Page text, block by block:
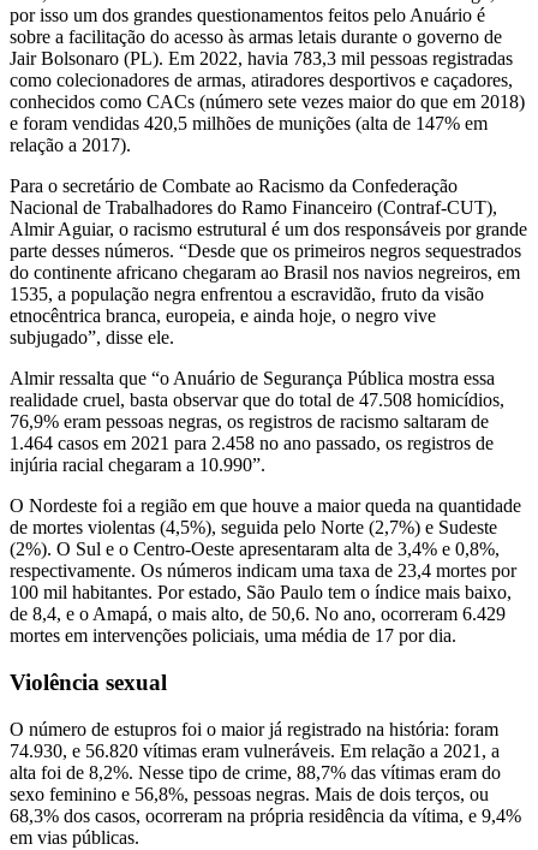
por isso um dos grandes questionamentos feitos pelo Anuário é
sobre a facilitação do acesso às armas letais durante o governo de
Jair Bolsonaro (PL). Em 2022, havia 783,3 mil pessoas registradas
como colecionadores de armas, atiradores desportivos e caçadores,
conhecidos como CACs (número sete vezes maior do que em 2018)
e foram vendidas 420,5 milhões de munições (alta de 147% em
relação a 2017).
Para o secretário de Combate ao Racismo da Confederação
Nacional de Trabalhadores do Ramo Financeiro (Contraf-CUT),
Almir Aguiar, o racismo estrutural é um dos responsáveis por grande
parte desses números. “Desde que os primeiros negros sequestrados
do continente africano chegaram ao Brasil nos navios negreiros, em
1535, a população negra enfrentou a escravidão, fruto da visão
etnocêntrica branca, europeia, e ainda hoje, o negro vive
subjugado”, disse ele.
Almir ressalta que “o Anuário de Segurança Pública mostra essa
realidade cruel, basta observar que do total de 47.508 homicídios,
76,9% eram pessoas negras, os registros de racismo saltaram de
1.464 casos em 2021 para 2.458 no ano passado, os registros de
injúria racial chegaram a 10.990”.
O Nordeste foi a região em que houve a maior queda na quantidade
de mortes violentas (4,5%), seguida pelo Norte (2,7%) e Sudeste
(2%). O Sul e o Centro-Oeste apresentaram alta de 3,4% e 0,8%,
respectivamente. Os números indicam uma taxa de 23,4 mortes por
100 mil habitantes. Por estado, São Paulo tem o índice mais baixo,
de 8,4, e o Amapá, o mais alto, de 50,6. No ano, ocorreram 6.429
mortes em intervenções policiais, uma média de 17 por dia.
Violência sexual
O número de estupros foi o maior já registrado na história: foram
74.930, e 56.820 vítimas eram vulneráveis. Em relação a 2021, a
alta foi de 8,2%. Nesse tipo de crime, 88,7% das vítimas eram do
sexo feminino e 56,8%, pessoas negras. Mais de dois terços, ou
68,3% dos casos, ocorreram na própria residência da vítima, e 9,4%
em vias públicas.